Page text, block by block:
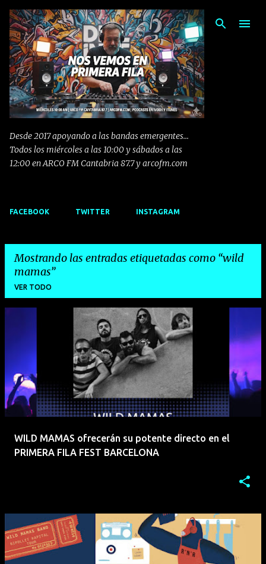
Ir al contenido principal
Desde 2017 apoyando a las bandas emergentes...
Todos los miércoles a las 10:00 y sábados a las
12:00 en ARCO FM Cantabria 87.7 y arcofm.com
FACEBOOK TWITTER INSTAGRAM
Mostrando las entradas etiquetadas como wild
mamas
VER TODO
r
a
d
WILD MAMAS ofrecerán su potente directo en el
PRIMERA FILA FEST BARCELONA